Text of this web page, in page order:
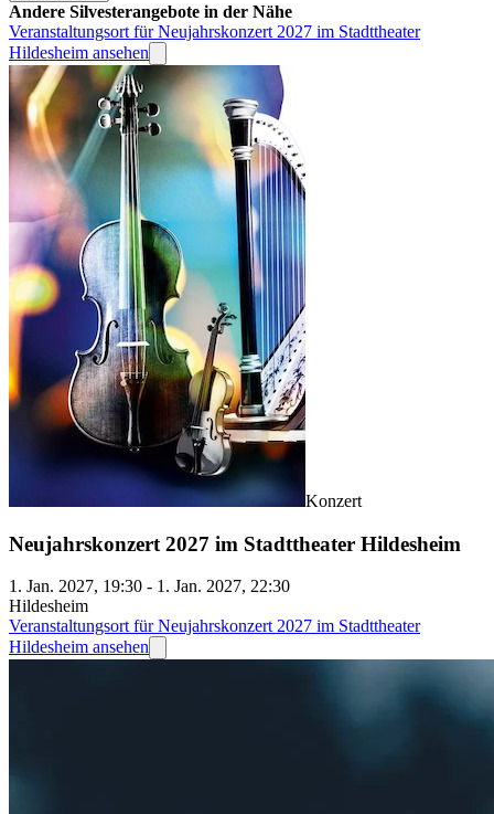
Andere Silvesterangebote in der Nähe
Veranstaltungsort für Neujahrskonzert 2027 im Stadttheater
Hildesheim ansehen
Konzert
Neujahrskonzert 2027 im Stadttheater Hildesheim
1. Jan. 2027, 19:30 - 1. Jan. 2027, 22:30
Hildesheim
Veranstaltungsort für Neujahrskonzert 2027 im Stadttheater
Hildesheim ansehen